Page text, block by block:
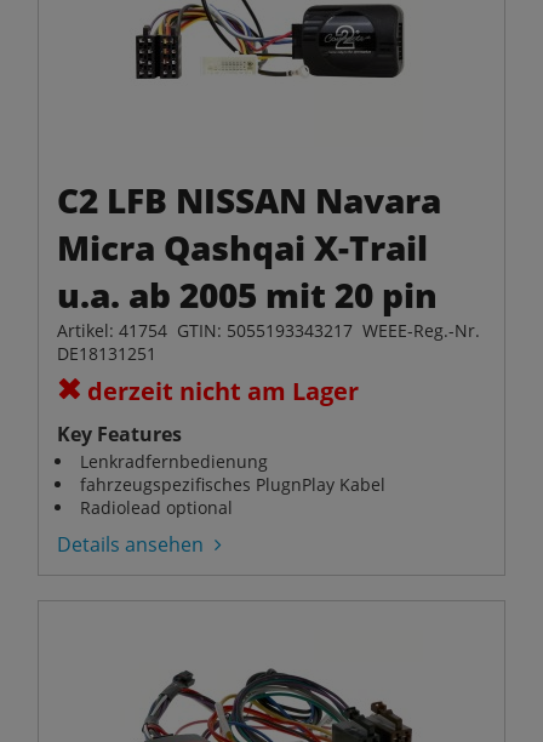
C2 LFB NISSAN Navara
Micra Qashqai X-Trail
u.a. ab 2005 mit 20 pin
Artikel: 41754 GTIN: 5055193343217 WEEE-Reg.-Nr.
DE18131251
derzeit nicht am Lager
Key Features
Lenkradfernbedienung
fahrzeugspezifisches PlugnPlay Kabel
Radiolead optional
Details ansehen